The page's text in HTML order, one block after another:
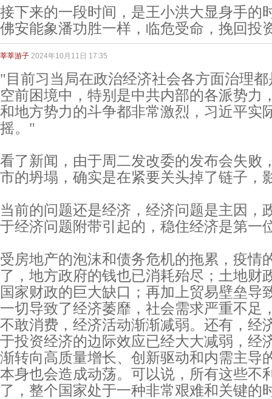
接下来的一段时间，是王小洪大显身手的
佛安能象潘功胜一样，临危受命，挽回投
莘莘游子 2024年10月11日 17:35
"目前习当局在政治经济社会各方面治理
空前困境中，特别是中共内部的各派势力
和地方势力的斗争都非常激烈，习近平实
摇。"
看了新闻，由于周二发改委的发布会失败
市的坍塌，确实是在紧要关头掉了链子，
当前的问题还是经济，经济问题是主因，
于经济问题附带引起的，稳住经济是第一
受房地产的泡沫和债务危机的拖累，疫情
了，地方政府的钱也已消耗殆尽；土地财
国家财政的巨大缺口；再加上贸易壁垒导
一切导致了经济萎靡，社会需求严重不足
不敢消费，经济活动渐渐减弱。还有，经
于投资经济的边际效应已经大大减弱，经
渐转向高质量增长、创新驱动和内需主导
本身也会造成动荡。可以说，所有这些不
了，整个国家处于一种非常艰难和关键的